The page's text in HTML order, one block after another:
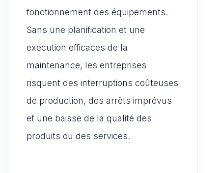
fonctionnement des équipements.
Sans une planification et une
exécution efficaces de la
maintenance, les entreprises
risquent des interruptions coûteuses
de production, des arrêts imprévus
et une baisse de la qualité des
produits ou des services.